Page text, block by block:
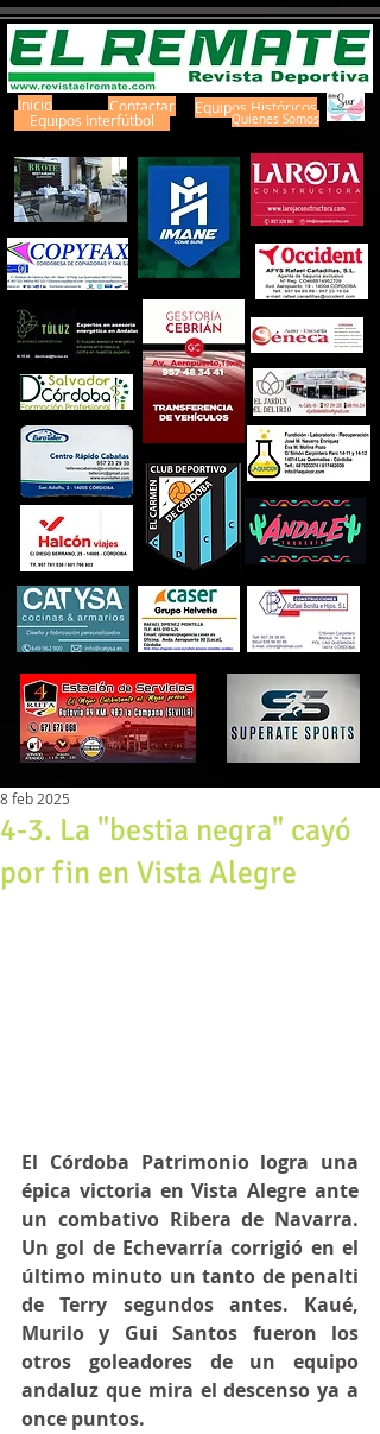
Inicio Contactar
Equipos Interfútbol
Equipos Históricos
Quienes Somos
4-3. La "bestia negra" cayó
por fin en Vista Alegre
8 feb 2025
El Córdoba Patrimonio logra una
épica victoria en Vista Alegre ante
un combativo Ribera de Navarra.
Un gol de Echevarría corrigió en el
último minuto un tanto de penalti
de Terry segundos antes. Kaué,
Murilo y Gui Santos fueron los
otros goleadores de un equipo
andaluz que mira el descenso ya a
once puntos.